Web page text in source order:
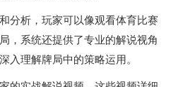
分析，玩家可以像观看体育比赛
，系统还提供了专业的解说视角
入理解牌局中的策略运用。